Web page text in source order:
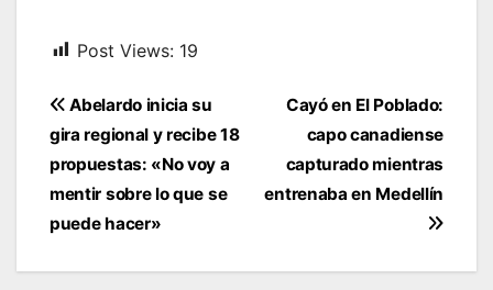
Post Views: 19
Navegación
de
entradas
Cayó en El Poblado:
capo canadiense
capturado mientras
entrenaba en Medellín
Abelardo inicia su
gira regional y recibe 18
propuestas: «No voy a
mentir sobre lo que se
puede hacer»